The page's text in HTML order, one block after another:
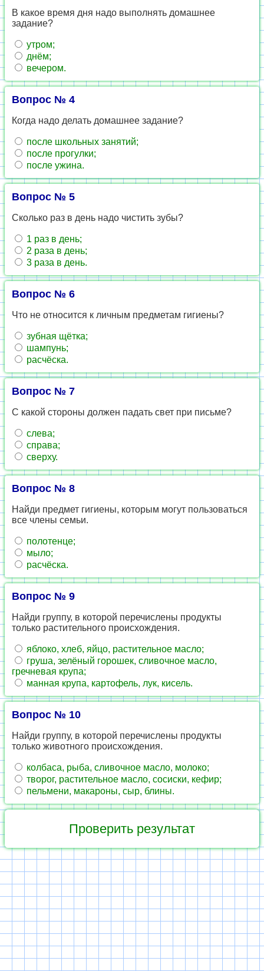
В какое время дня надо выполнять домашнее
задание?
утром;
днём;
вечером.
Вопрос № 4
Когда надо делать домашнее задание?
после школьных занятий;
после прогулки;
после ужина.
Вопрос № 5
Сколько раз в день надо чистить зубы?
1 раз в день;
2 раза в день;
3 раза в день.
Вопрос № 6
Что не относится к личным предметам гигиены?
зубная щётка;
шампунь;
расчёска.
Вопрос № 7
С какой стороны должен падать свет при письме?
слева;
справа;
сверху.
Вопрос № 8
Найди предмет гигиены, которым могут пользоваться
все члены семьи.
полотенце;
мыло;
расчёска.
Вопрос № 9
Найди группу, в которой перечислены продукты
только растительного происхождения.
яблоко, хлеб, яйцо, растительное масло;
груша, зелёный горошек, сливочное масло,
гречневая крупа;
манная крупа, картофель, лук, кисель.
Вопрос № 10
Найди группу, в которой перечислены продукты
только животного происхождения.
колбаса, рыба, сливочное масло, молоко;
творог, растительное масло, сосиски, кефир;
пельмени, макароны, сыр, блины.